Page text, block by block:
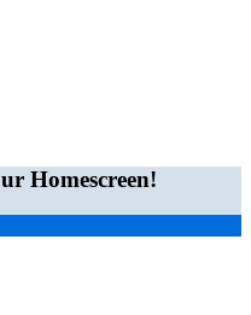
Homescreen!